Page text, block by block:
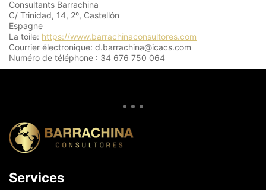
Consultants Barrachina
C/ Trinidad, 14, 2º, Castellón
Espagne
La toile: https://www.barrachinaconsultores.com
Courrier électronique: d.barrachina@icacs.com
Numéro de téléphone : 34 676 750 064
Services